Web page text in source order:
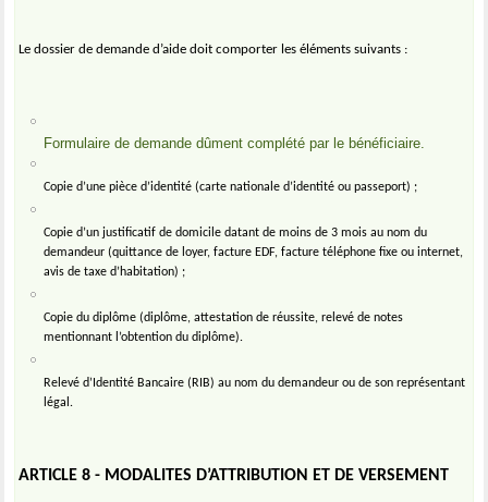
Le dossier de demande d’aide doit comporter les éléments suivants :
Formulaire de demande dûment complété par le bénéficiaire.
Copie d’une pièce d’identité (carte nationale d’identité ou passeport) ;
Copie d’un justificatif de domicile datant de moins de 3 mois au nom du
demandeur (quittance de loyer, facture EDF, facture téléphone fixe ou internet,
avis de taxe d’habitation) ;
Copie du diplôme (diplôme, attestation de réussite, relevé de notes
mentionnant l’obtention du diplôme).
Relevé d’Identité Bancaire (RIB) au nom du demandeur ou de son représentant
légal.
ARTICLE 8 - MODALITES D’ATTRIBUTION ET DE VERSEMENT